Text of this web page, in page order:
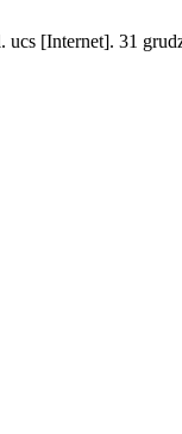
[Internet]. 31